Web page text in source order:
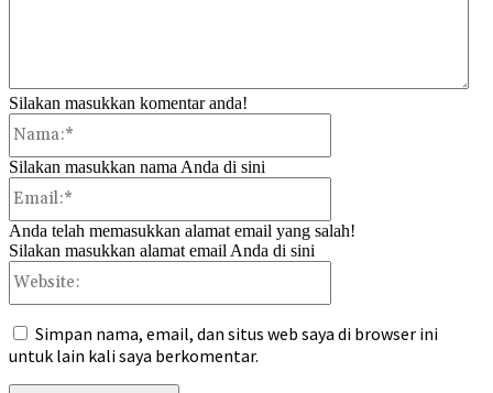
Silakan masukkan komentar anda!
Silakan masukkan nama Anda di sini
Anda telah memasukkan alamat email yang salah!
Silakan masukkan alamat email Anda di sini
Simpan nama, email, dan situs web saya di browser ini
untuk lain kali saya berkomentar.